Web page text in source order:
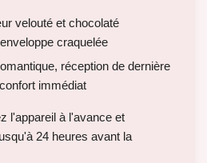
velouté et chocolaté
craquelée
réception de dernière
immédiat
l'appareil à l'avance et
24 heures avant la